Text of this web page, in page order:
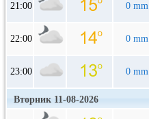
21:00 0 mm
22:00 0 mm
23:00 0 mm
Вторник 11-08-2026